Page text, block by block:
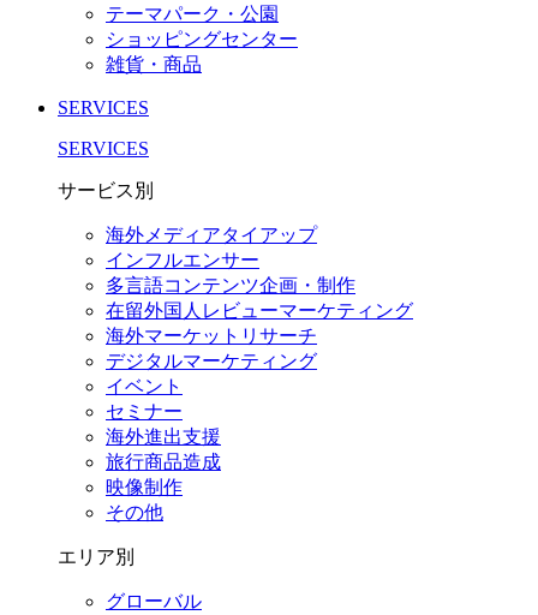
テーマパーク・公園
ショッピングセンター
雑貨・商品
SERVICES
SERVICES
サービス別
海外メディアタイアップ
インフルエンサー
多言語コンテンツ企画・制作
在留外国⼈レビューマーケティング
海外マーケットリサーチ
デジタルマーケティング
イベント
セミナー
海外進出支援
旅行商品造成
映像制作
その他
エリア別
グローバル